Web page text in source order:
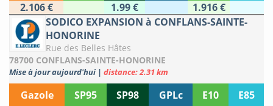
2.106 €
1.99 €
1.916 €
SODICO EXPANSION à CONFLANS-SAINTE-
HONORINE
Rue des Belles Hâtes
78700 CONFLANS-SAINTE-HONORINE
Mise à jour aujourd'hui | distance: 2.31 km
Gazole SP95 SP98 GPLc E10
E85